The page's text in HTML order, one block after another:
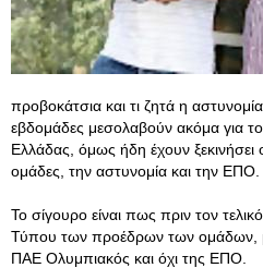
προβοκάτσια και τι ζητά η
εβδομάδες μεσολαβούν ακόμα για
Ελλάδας, όμως ήδη έχουν ξεκινήσει
ομάδες, την αστυνομία και την ΕΠΟ.
Το σίγουρο είναι πως πριν τον
Τύπου των προέδρων των ομάδων,
ΠΑΕ Ολυμπιακός και όχι της ΕΠΟ.